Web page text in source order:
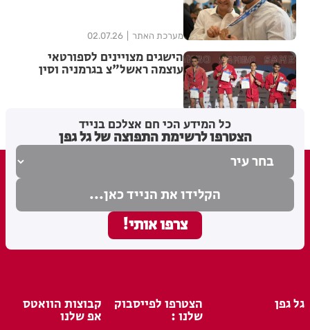
מערכת האתר 02.07.26
הישגים מצויינים לספורטאי
עוצמה ראשל"צ בגרמניה וסין
כל המידע הכי חם אצלכם בנייד
הצטרפו לרשימת התפוצה של גל גפן
גל גפן הצטרפו לפייסבוק
שלנו :
קבוצות הוואטס
אפ שלנו